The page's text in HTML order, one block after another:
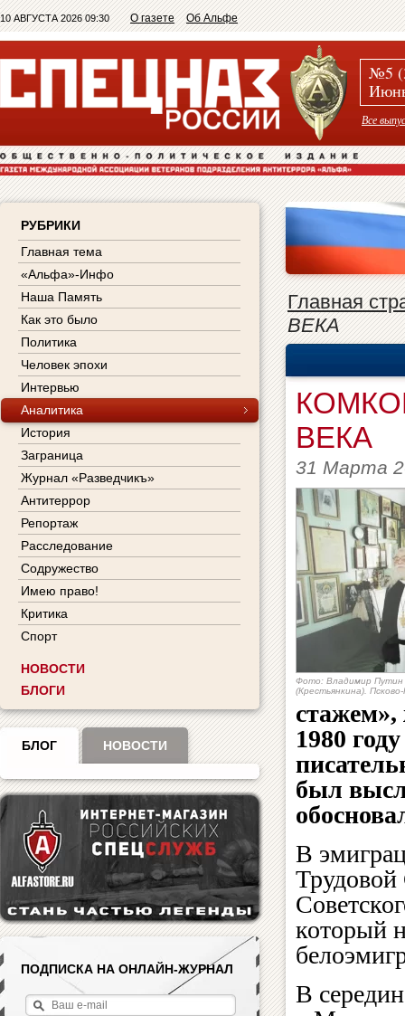
10 АВГУСТА 2026 09:30 О газете Об Альфе
№5
Все
РУБРИКИ
Главная тема
«Альфа»-Инфо
Наша Память
Как это было
Политика
Человек эпохи
Интервью
Аналитика
История
Заграница
Журнал «Разведчикъ»
Антитеррор
Репортаж
Расследование
Содружество
Имею право!
Критика
Спорт
НОВОСТИ
БЛОГИ
БЛОГ НОВОСТИ
ПОДПИСКА НА ОНЛАЙН-ЖУРНАЛ
Главная
ВЕКА
ВЕКА
31 Марта
Фото: Владимир Путин
(Крестьянкина).
1980
был
В
Трудовой
который
В